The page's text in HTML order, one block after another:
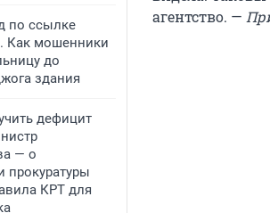
по ссылке
Как мошенники
до
здания
дефицит
— о
прокуратуры
КРТ для
агентство. —